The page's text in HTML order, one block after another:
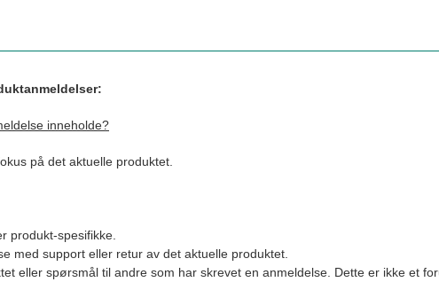
inneholde?
på det aktuelle produktet.
produkt-spesifikke.
med support eller retur av det aktuelle produktet.
eller spørsmål til andre som har skrevet en anmeldelse. Dette er ikke et